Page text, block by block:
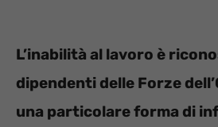
L’inabilità al lavoro è
dipendenti delle Forze
una particolare forma di